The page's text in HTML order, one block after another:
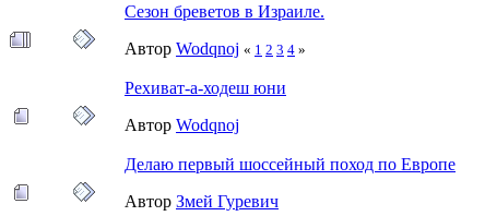
Сезон бреветов в Израиле.
Автор Wodqnoj « 1 2 3 4 »
Рехиват-а-ходеш юни
Автор Wodqnoj
Делаю первый шоссейный поход по Европе
Автор Змей Гуревич